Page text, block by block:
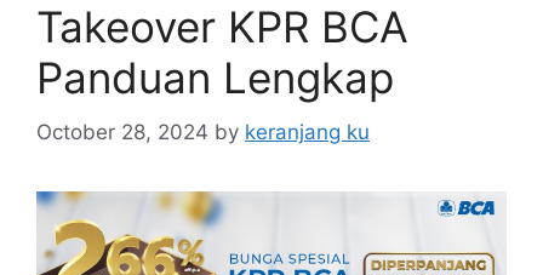
Takeover KPR BCA
Panduan Lengkap
October 28, 2024 by keranjang ku